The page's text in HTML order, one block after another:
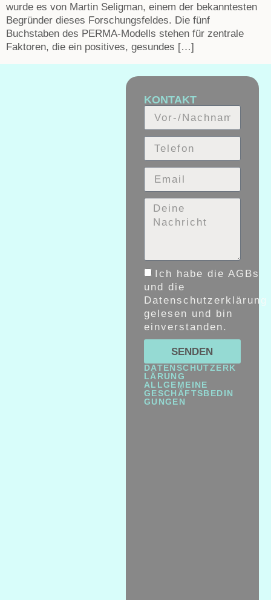
wurde es von Martin Seligman, einem der bekanntesten
Begründer dieses Forschungsfeldes. Die fünf
Buchstaben des PERMA-Modells stehen für zentrale
Faktoren, die ein positives, gesundes […]
KONTAKT
Ich habe die AGBs
und die
Datenschutzerklärung
gelesen und bin
einverstanden.
SENDEN
DATENSCHUTZERK
LÄRUNG
ALLGEMEINE
GESCHÄFTSBEDIN
GUNGEN